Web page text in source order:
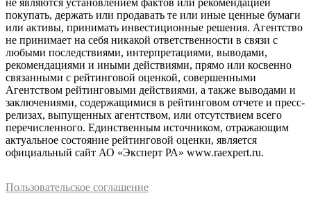
не являются установлением фактов или рекомендацией
покупать, держать или продавать те или иные ценные бумаги
или активы, принимать инвестиционные решения. Агентство
не принимает на себя никакой ответственности в связи с
любыми последствиями, интерпретациями, выводами,
рекомендациями и иными действиями, прямо или косвенно
связанными с рейтинговой оценкой, совершенными
Агентством рейтинговыми действиями, а также выводами и
заключениями, содержащимися в рейтинговом отчете и пресс-
релизах, выпущенных агентством, или отсутствием всего
перечисленного. Единственным источником, отражающим
актуальное состояние рейтинговой оценки, является
официальный сайт АО «Эксперт РА» www.raexpert.ru.
Пользовательское соглашение